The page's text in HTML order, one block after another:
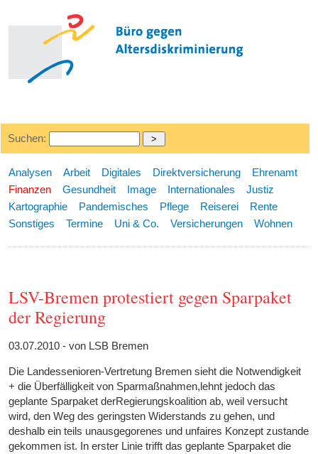
Suchen:
Analysen Arbeit Digitales Direktversicherung
Ehrenamt
Finanzen
Gesundheit Image Internationales
Justiz
Kartographie
Pandemisches Pflege Reiserei
Rente
Sonstiges
Termine Uni & Co. Versicherungen Wohnen
LSV-Bremen protestiert gegen Sparpaket
der Regierung
03.07.2010 - von LSB Bremen
Die Landessenioren-Vertretung Bremen sieht die Notwendigkeit
+ die Überfälligkeit von Sparmaßnahmen,lehnt jedoch das
geplante Sparpaket derRegierungskoalition ab, weil versucht
wird, den Weg des geringsten Widerstands zu gehen, und
deshalb ein teils unausgegorenes und unfaires Konzept zustande
gekommen ist. In erster Linie trifft das geplante Sparpaket die